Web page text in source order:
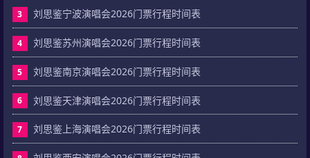
3 刘思鉴宁波演唱会2026门票行程时间表
4 刘思鉴苏州演唱会2026门票行程时间表
5 刘思鉴南京演唱会2026门票行程时间表
6 刘思鉴天津演唱会2026门票行程时间表
7 刘思鉴上海演唱会2026门票行程时间表